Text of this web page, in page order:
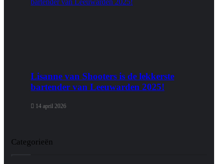
Lisanne van Shooters is de lekkerste
bartender van Leeuwarden 2025!
14 april 2026
Categorieën